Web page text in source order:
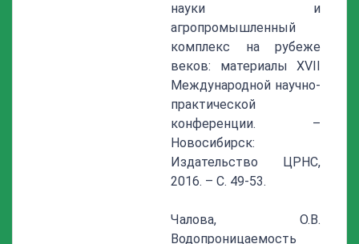
науки и
агропромышленный
комплекс на рубеже
веков: материалы XVII
Международной научно-
практической
конференции. –
Новосибирск:
Издательство ЦРНС,
2016. – С. 49-53.
Чалова, О.В.
Водопроницаемость